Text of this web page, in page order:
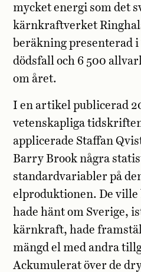
mycket energi som det
kärnkraftverket
beräkning presenterad i
dödsfall och 6 500
om året.
I en artikel publicerad
vetenskapliga
applicerade Staffan
Barry Brook några
standardvariabler på
elproduktionen. De ville
hade hänt om Sverige,
kärnkraft, hade
mängd el med andra
Ackumulerat över de